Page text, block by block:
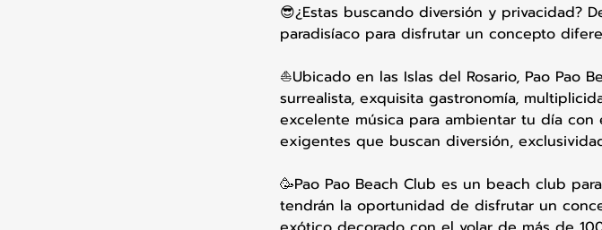
😎¿Estas buscando diversión y privacidad?
paradisíaco para disfrutar un concepto
⛵Ubicado en las Islas del Rosario, Pao Pao
surrealista, exquisita gastronomía,
excelente música para ambientar tu día con
exigentes que buscan diversión,
🥳Pao Pao Beach Club es un beach club
tendrán la oportunidad de disfrutar un